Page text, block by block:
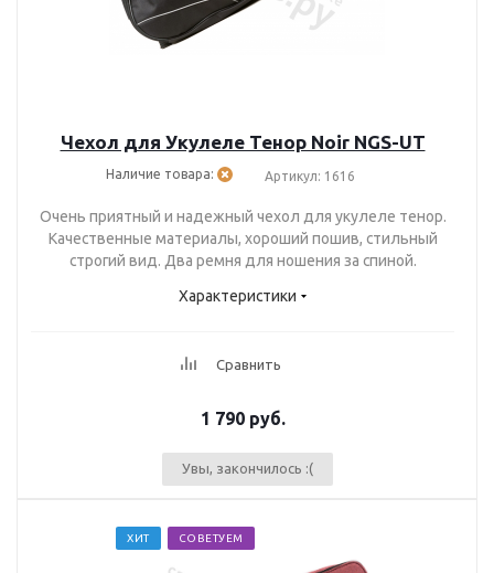
Чехол для Укулеле Тенор Noir NGS-UT
Наличие товара: Артикул: 1616
Очень приятный и надежный чехол для укулеле тенор.
Качественные материалы, хороший пошив, стильный
строгий вид. Два ремня для ношения за спиной.
Характеристики
Сравнить
1 790 руб.
Увы, закончилось :(
ХИТ СОВЕТУЕМ